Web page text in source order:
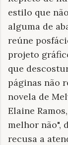
estilo que
alguma de
reúne
projeto
que
páginas não
novela de
Elaine
melhor não",
recusa a